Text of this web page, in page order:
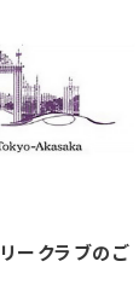
ークラブのご